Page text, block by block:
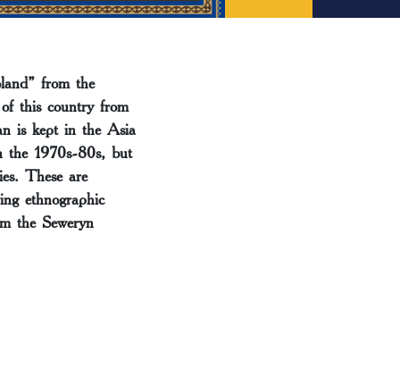
from the
this country from
is kept in the Asia
the 1970s-80s, but
These are
ethnographic
the Seweryn